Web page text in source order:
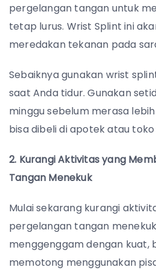
pergelangan tangan untuk
tetap lurus. Wrist Splint ini
meredakan tekanan pada
Sebaiknya gunakan wrist
saat Anda tidur. Gunakan
minggu sebelum merasa
bisa dibeli di apotek atau toko
2. Kurangi Aktivitas yang
Tangan Menekuk
Mulai sekarang kurangi
pergelangan tangan
menggenggam dengan kuat,
memotong menggunakan